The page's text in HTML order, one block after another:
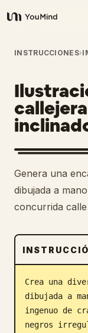
YouMind
Resumen
Casos de uso
Habilidades
Prompts
Precios
Descargar
Blog
Actualizaciones
INSTRUCCIONES›
Genera una
dibujada a
concurrida
Crea una
dibujada a
ingenuo de
negros